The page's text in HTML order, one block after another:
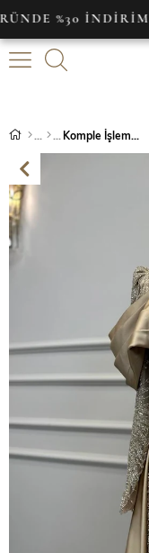
İNDİRİM ◆
Komple İşlemeli Pelerinli Saten Abiye Gold